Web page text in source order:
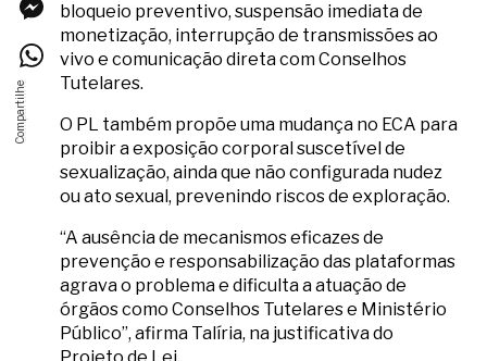
bloqueio preventivo, suspensão imediata de
monetização, interrupção de transmissões ao
vivo e comunicação direta com Conselhos
Tutelares.
O PL também propõe uma mudança no ECA para
proibir a exposição corporal suscetível de
sexualização, ainda que não configurada nudez
ou ato sexual, prevenindo riscos de exploração.
“A ausência de mecanismos eficazes de
prevenção e responsabilização das plataformas
agrava o problema e dificulta a atuação de
órgãos como Conselhos Tutelares e Ministério
Público”, afirma Talíria, na justificativa do